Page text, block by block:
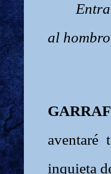
al
inquieta